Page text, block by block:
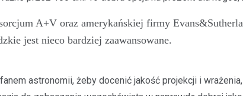
A+V oraz amerykańskiej firmy
jest nieco bardziej zaawansowane.
astronomii, żeby docenić jakość projekcji i